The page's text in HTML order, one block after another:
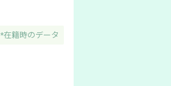
*在籍時のデータ